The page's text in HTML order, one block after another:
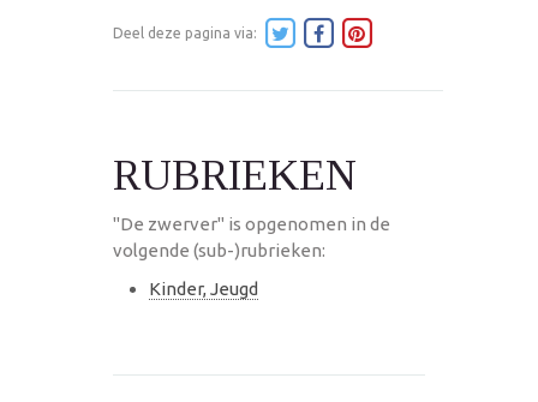
Deel deze pagina via:
RUBRIEKEN
"De zwerver" is opgenomen in de
volgende (sub-)rubrieken:
Kinder, Jeugd